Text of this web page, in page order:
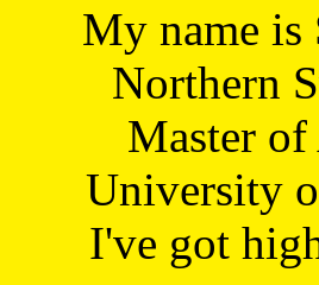
My name is
Northern
Master
University
I've got